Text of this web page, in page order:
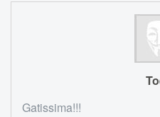
Gatissima!!!